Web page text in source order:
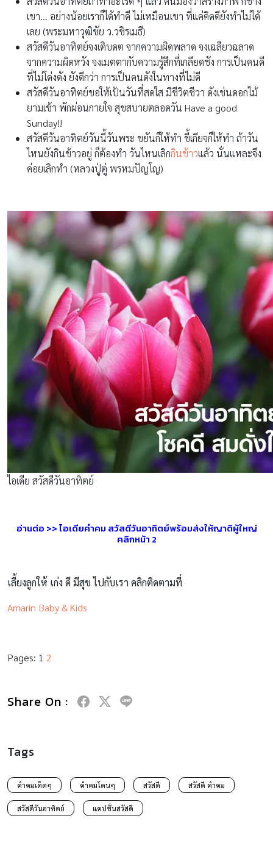
เขา… อย่างน้อยเราก็ได้ทำดี ไม่เหมือนเขา ที่แค่คิดดียังทำไม่ได้
เลย (พระมหาวุฒิชัย ว.วชิรเมธี)
สวัสดีวันอาทิตย์จงเติบดต จากความผิดพลาด จงเฉลียวฉลาด
จากความผิดหวัง จงเมตตากับความรู้สึกที่เกลียดชัง การเป็นคนดี
ที่ไม่โด่งดัง ยังดีกว่า การเป็นคนดังในทางที่ไม่ดี
สวัสดีวันอาทิตย์ขอให้เป้นวันที่สดใส มีชีวิตชีวา ดังเช่นดอกไม้
ยามเช้า พักผ่อนกายใจ สุขสบายตลอดวัน Have a good
Sunday!!
สวัสดีวันอาทิตย์วันนี้วันพระ ขยันก็ให้ทำ ขี้เกียจก็ให้ทำ ถ้าวัน
ไหนยังกินข้าวอยู่ ก็ต้องทำ วันไหนเลิกกินข้าวแล้ว นั่นแหละจึง
ค่อยเลิกทำ (หลวงปู่ตู่ พรหมปัญโญ)
ไอเดีย สวัสดีวันอาทิตย์
อ่านต่อ >> ไอเดียคำคม สวัสดีวันอาทิตย์พร้อมส่งให้ญาติผู้ใหญ่
คลิกหน้า 2
เลี้ยงลูกให้ เก่ง ดี มีสุข ไปกับเรา คลิกติดตามที่
Amarin Baby & Kids
Pages: 1 2
Share On :
Tags
คำคมเด็ดๆ คำคมโดนๆ สวัสดี สวัสดี คำคม
สวัสดีวันอาทิตย์ แคปชั่นสวัสดี